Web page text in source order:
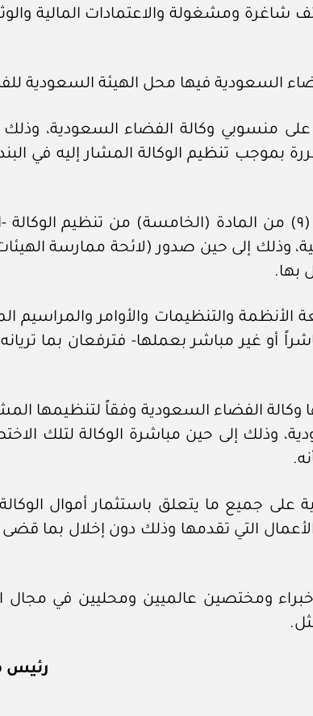
شاغرة ومشغولة والاعتمادات المالية
على منسوبي وكالة الفضاء السعودية،
بموجب تنظيم الوكالة المشار إليه في
خامساً: يمارس مجلس إدارة وكالة الفضاء السعودية صلاحيته الواردة في الفقرة (٩) من المادة
وذلك إلى حين صدور (لائحة ممارسة
بها.
والتنظيمات والأوامر والمراسيم
أو غير مباشر بعملها- فترفعان بما
الفضاء السعودية وفقاً لتنظيمها
وذلك إلى حين مباشرة الوكالة لتلك
على جميع ما يتعلق باستثمار أموال
التي تقدمها وذلك دون إخلال بما قضى
ومختصين عالميين ومحليين في مجال
رئيس